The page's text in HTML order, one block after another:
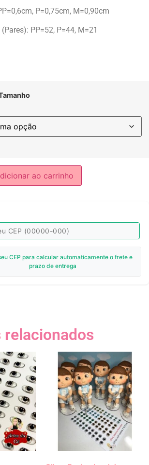
P=0,75cm, M=0,90cm
PP=52, P=44, M=21
ao carrinho
CEP para calcular automaticamente o frete e
prazo de entrega
relacionados